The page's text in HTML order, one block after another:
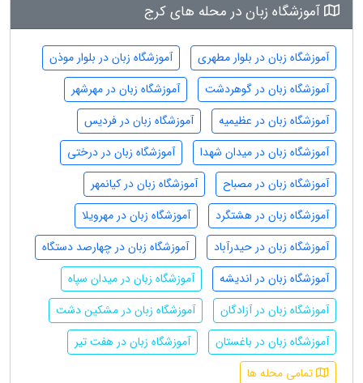
آموزشگاه زبان در محله های کرج
آموزشگاه زبان در بلوار مطهری
آموزشگاه زبان در بلوار موذن
آموزشگاه زبان در گوهردشت
آموزشگاه زبان در مهرشهر
آموزشگاه زبان در عظیمیه
آموزشگاه زبان در فردیس
آموزشگاه زبان در میدان شهدا
آموزشگاه زبان در درختی
آموزشگاه زبان در مصباح
آموزشگاه زبان در کیانمهر
آموزشگاه زبان در هشتگرد
آموزشگاه زبان در مهرویلا
آموزشگاه زبان در حیدرآباد
آموزشگاه زبان در چهارصد دستگاه
آموزشگاه زبان در اندیشه
آموزشگاه زبان در میدان سپاه
آموزشگاه زبان در آزادگان
آموزشگاه زبان در مشکین دشت
آموزشگاه زبان در باغستان
آموزشگاه زبان در هفت تیر
تمامی محله ها